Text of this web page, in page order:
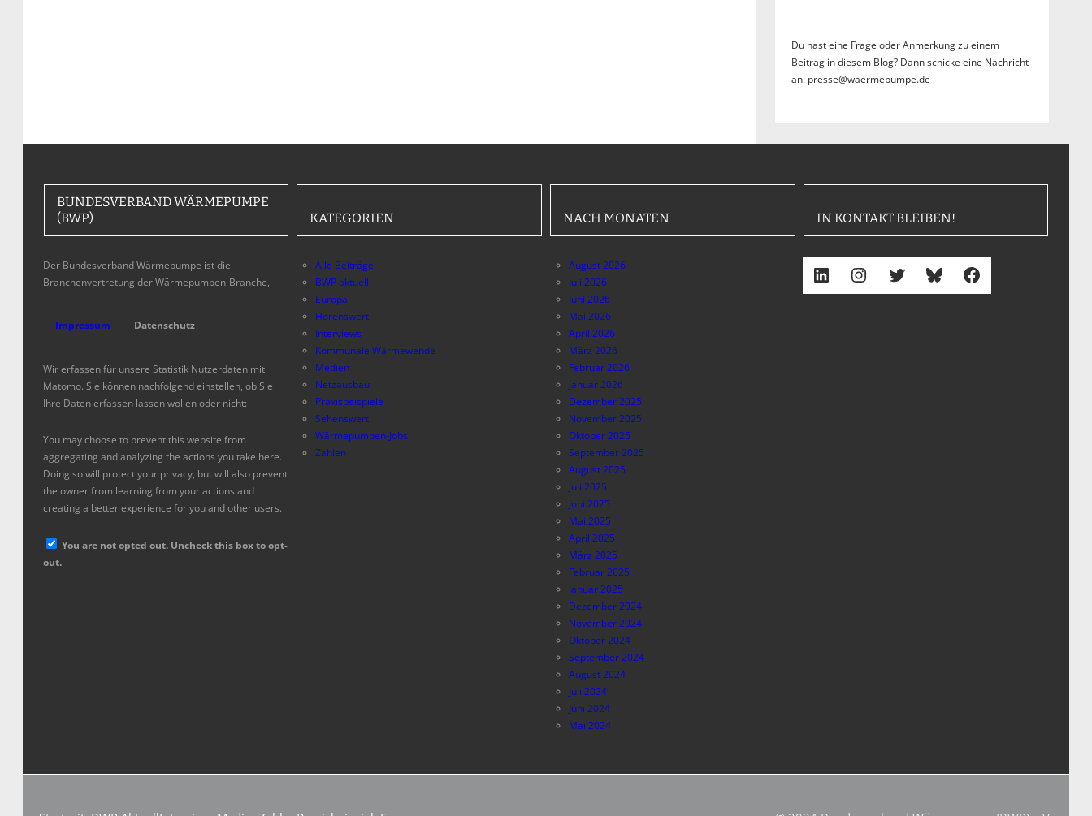
Du hast eine Frage oder Anmerkung zu einem
Beitrag in diesem Blog? Dann schicke eine Nachricht
an: presse@waermepumpe.de
BUNDESVERBAND WÄRMEPUMPE
(BWP)
Der Bundesverband Wärmepumpe ist die
Branchenvertretung der Wärmepumpen-Branche,
Impressum Datenschutz
Wir erfassen für unsere Statistik Nutzerdaten mit
Matomo. Sie können nachfolgend einstellen, ob Sie
Ihre Daten erfassen lassen wollen oder nicht:
You may choose to prevent this website from
aggregating and analyzing the actions you take here.
Doing so will protect your privacy, but will also prevent
the owner from learning from your actions and
creating a better experience for you and other users.
You are not opted out. Uncheck this box to opt-
out.
KATEGORIEN
Alle Beiträge
BWP aktuell
Europa
Hörenswert
Interviews
Kommunale Wärmewende
Medien
Netzausbau
Praxisbeispiele
Sehenswert
Wärmepumpen-Jobs
Zahlen
NACH MONATEN
August 2026
Juli 2026
Juni 2026
Mai 2026
April 2026
März 2026
Februar 2026
Januar 2026
Dezember 2025
November 2025
Oktober 2025
September 2025
August 2025
Juli 2025
Juni 2025
Mai 2025
April 2025
März 2025
Februar 2025
Januar 2025
Dezember 2024
November 2024
Oktober 2024
September 2024
August 2024
Juli 2024
Juni 2024
Mai 2024
IN KONTAKT BLEIBEN!
LinkedIn Instagram Twitter Bluesky Facebook